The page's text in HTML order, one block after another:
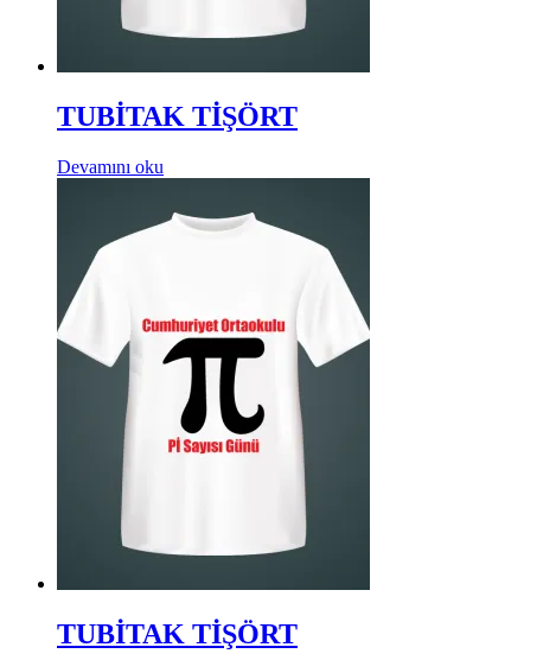
TUBİTAK TİŞÖRT
Devamını oku
TUBİTAK TİŞÖRT